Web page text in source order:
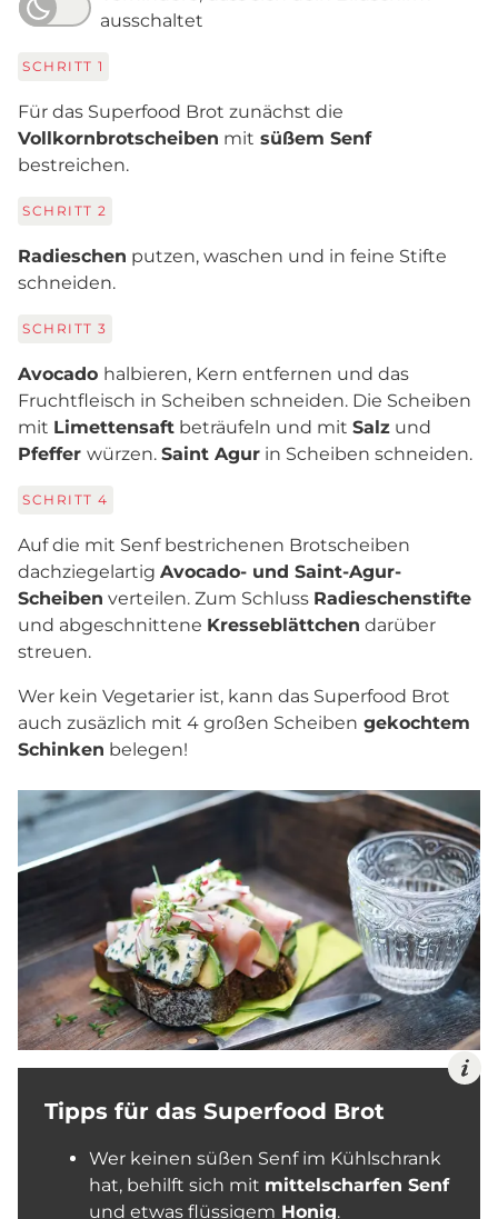
ausschaltet
SCHRITT 1
Für das Superfood Brot zunächst die
Vollkornbrotscheiben mit süßem Senf
bestreichen.
SCHRITT 2
Radieschen putzen, waschen und in feine Stifte
schneiden.
SCHRITT 3
Avocado halbieren, Kern entfernen und das
Fruchtfleisch in Scheiben schneiden. Die Scheiben
mit Limettensaft beträufeln und mit Salz und
Pfeffer würzen. Saint Agur in Scheiben schneiden.
SCHRITT 4
Auf die mit Senf bestrichenen Brotscheiben
dachziegelartig Avocado- und Saint-Agur-
Scheiben verteilen. Zum Schluss Radieschenstifte
und abgeschnittene Kresseblättchen darüber
streuen.
Wer kein Vegetarier ist, kann das Superfood Brot
auch zusäzlich mit 4 großen Scheiben gekochtem
Schinken belegen!
Tipps für das Superfood Brot
Wer keinen süßen Senf im Kühlschrank
hat, behilft sich mit mittelscharfen Senf
und etwas flüssigem Honig.